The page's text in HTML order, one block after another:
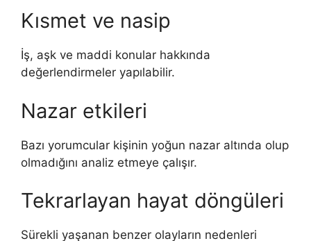
Kısmet ve nasip
İş, aşk ve maddi konular hakkında
değerlendirmeler yapılabilir.
Nazar etkileri
Bazı yorumcular kişinin yoğun nazar altında olup
olmadığını analiz etmeye çalışır.
Tekrarlayan hayat döngüleri
Sürekli yaşanan benzer olayların nedenleri